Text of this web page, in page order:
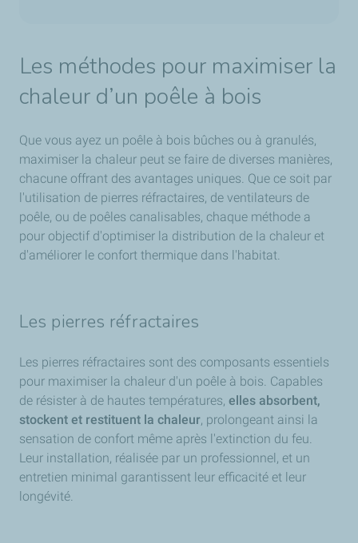
Les méthodes pour maximiser la
chaleur d’un poêle à bois
Que vous ayez un poêle à bois bûches ou à granulés,
maximiser la chaleur peut se faire de diverses manières,
chacune offrant des avantages uniques. Que ce soit par
l'utilisation de pierres réfractaires, de ventilateurs de
poêle, ou de poêles canalisables, chaque méthode a
pour objectif d'optimiser la distribution de la chaleur et
d'améliorer le confort thermique dans l'habitat.
Les pierres réfractaires
Les pierres réfractaires sont des composants essentiels
pour maximiser la chaleur d'un poêle à bois. Capables
de résister à de hautes températures, elles absorbent,
stockent et restituent la chaleur, prolongeant ainsi la
sensation de confort même après l'extinction du feu.
Leur installation, réalisée par un professionnel, et un
entretien minimal garantissent leur efficacité et leur
longévité.